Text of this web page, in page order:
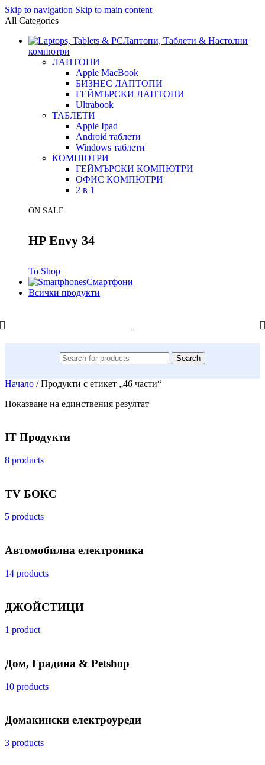
Skip to navigation Skip to main content
All Categories
Лаптопи, Таблети & Настолни
компютри
ЛАПТОПИ
Apple MacBook
БИЗНЕС ЛАПТОПИ
ГЕЙМЪРСКИ ЛАПТОПИ
Ultrabook
ТАБЛЕТИ
Apple Ipad
Android таблети
Windows таблети
КОМПЮТРИ
ГЕЙМЪРСКИ КОМПЮТРИ
ОФИС КОМПЮТРИ
2 в 1
ON SALE
HP Envy 34
To Shop
Смартфони
Всички продукти
Search
Начало / Продукти с етикет „46 части“
Показване на единствения резултат
IT Продукти
8 products
TV БОКС
5 products
Автомобилна електроника
14 products
ДЖОЙСТИЦИ
1 product
Дом, Градина & Petshop
10 products
Домакински електроуреди
3 products